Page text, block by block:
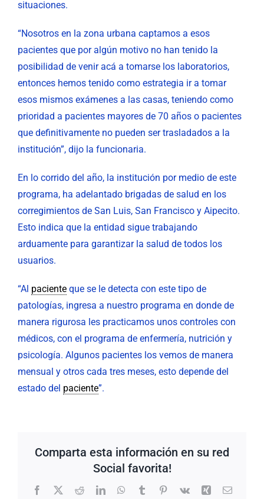
situaciones.
“Nosotros en la zona urbana captamos a esos
pacientes que por algún motivo no han tenido la
posibilidad de venir acá a tomarse los laboratorios,
entonces hemos tenido como estrategia ir a tomar
esos mismos exámenes a las casas, teniendo como
prioridad a pacientes mayores de 70 años o pacientes
que definitivamente no pueden ser trasladados a la
institución”, dijo la funcionaria.
En lo corrido del año, la institución por medio de este
programa, ha adelantado brigadas de salud en los
corregimientos de San Luis, San Francisco y Aipecito.
Esto indica que la entidad sigue trabajando
arduamente para garantizar la salud de todos los
usuarios.
“Al paciente que se le detecta con este tipo de
patologías, ingresa a nuestro programa en donde de
manera rigurosa les practicamos unos controles con
médicos, con el programa de enfermería, nutrición y
psicología. Algunos pacientes los vemos de manera
mensual y otros cada tres meses, esto depende del
estado del paciente”.
Comparta esta información en su red
Social favorita!
Facebook
X RedditLinkedInWhatsApp
TumblrPinterest
Vk Xing Correo